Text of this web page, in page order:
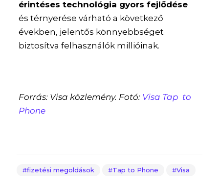
érintéses technológia gyors fejlődése
és térnyerése várható a következő
években, jelentős könnyebbséget
biztosítva felhasználók millióinak.
Forrás: Visa közlemény. Fotó: Visa Tap to
Phone
fizetési megoldások Tap to Phone Visa